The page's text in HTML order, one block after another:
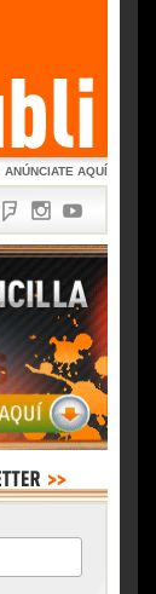
ANÚNCIATE AQUÍ